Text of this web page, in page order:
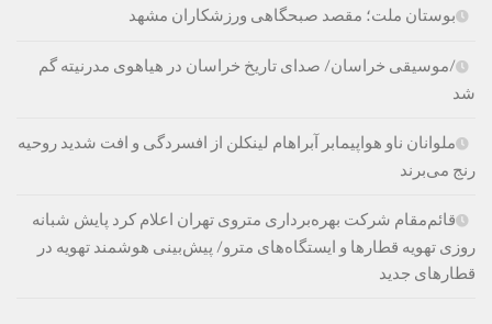
بوستان ملت؛ مقصد صبحگاهی ورزشکاران مشهد
/موسیقی خراسان/ صدای تاریخ خراسان در هیاهوی مدرنیته گم
شد
ملوانان ناو هواپیمابر آبراهام لینکلن از افسردگی و افت شدید روحیه
رنج می‌برند
قائم‌مقام شرکت بهره‌برداری متروی تهران اعلام کرد پایش شبانه
روزی تهویه قطارها و ایستگاه‌های مترو/ پیش‌بینی هوشمند تهویه در
قطارهای جدید